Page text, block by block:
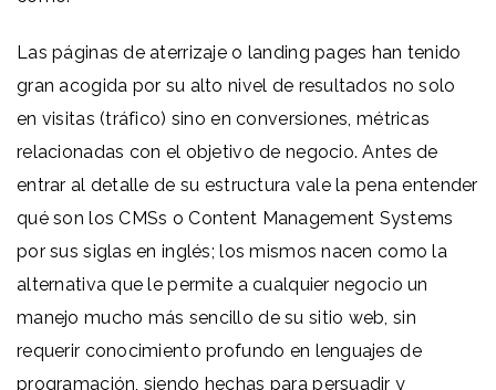
Las páginas de aterrizaje o landing pages han tenido
gran acogida por su alto nivel de resultados no solo
en visitas (tráfico) sino en conversiones, métricas
relacionadas con el objetivo de negocio. Antes de
entrar al detalle de su estructura vale la pena entender
qué son los CMSs o Content Management Systems
por sus siglas en inglés; los mismos nacen como la
alternativa que le permite a cualquier negocio un
manejo mucho más sencillo de su sitio web, sin
requerir conocimiento profundo en lenguajes de
programación, siendo hechas para persuadir y